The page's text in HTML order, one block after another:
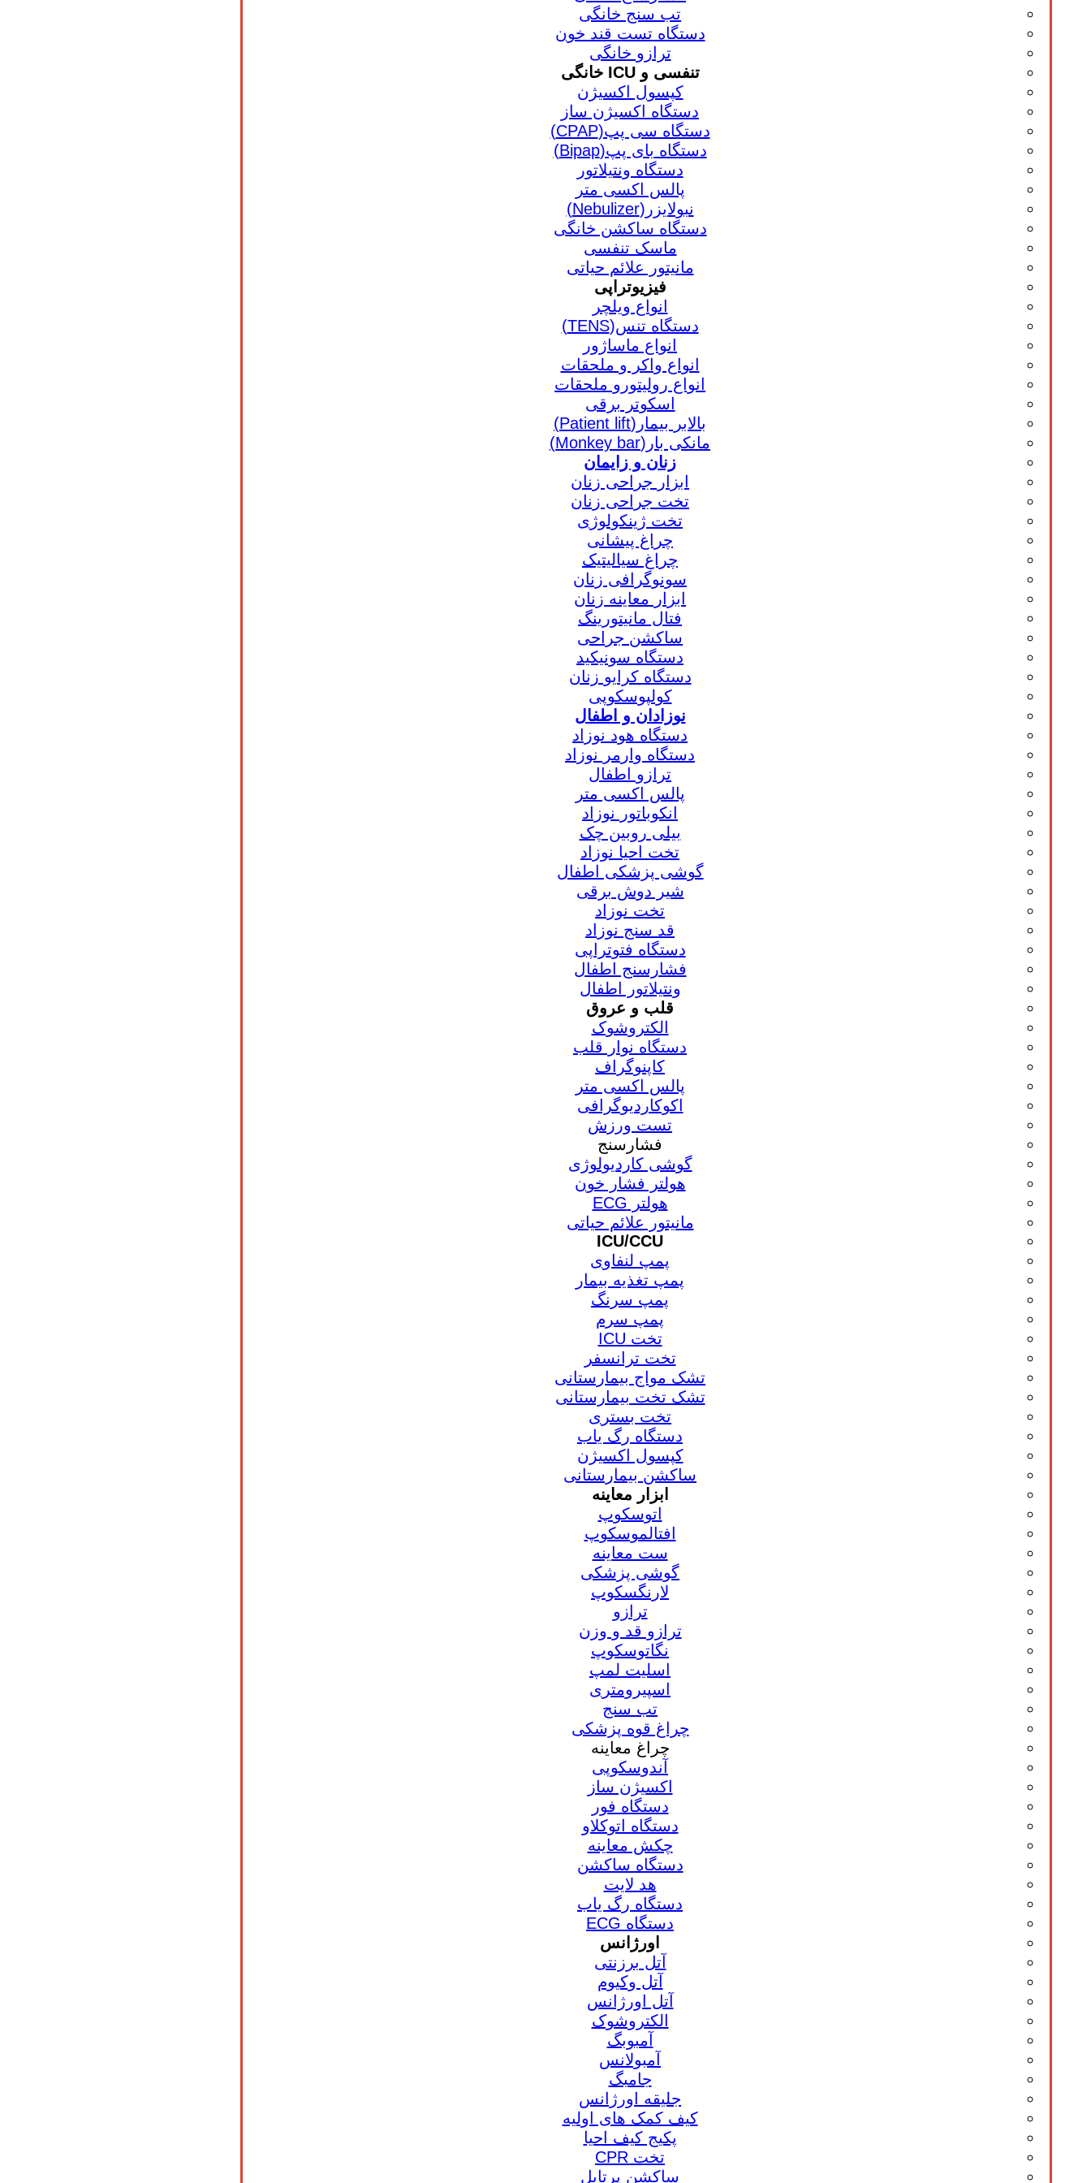
تب سنج خانگی
دستگاه تست قند خون
ترازو خانگی
تنفسی و ICU خانگی
کپسول اکسیژن
دستگاه اکسیژن ساز
دستگاه سی پپ(CPAP)
دستگاه بای پپ(Bipap)
دستگاه ونتیلاتور
پالس اکسی متر
نبولایزر(Nebulizer)
دستگاه ساکشن خانگی
ماسک تنفسی
مانیتور علائم حیاتی
فیزیوتراپی
انواع ویلچر
دستگاه تنس(TENS)
انواع ماساژور
انواع واکر و ملحقات
انواع رولیتورو ملحقات
اسکوتر برقی
بالابر بیمار(Patient lift)
مانکی بار(Monkey bar)
زنان و زایمان
ابزار جراحی زنان
تخت جراحی زنان
تخت ژینکولوژی
چراغ پیشانی
چراغ سیالیتیک
سونوگرافی زنان
ابزار معاینه زنان
فتال مانیتورینگ
ساکشن جراحی
دستگاه سونیکید
دستگاه کرایو زنان
کولپوسکوپی
نوزادان و اطفال
دستگاه هود نوزاد
دستگاه وارمر نوزاد
ترازو اطفال
پالس اکسی متر
انکوباتور نوزاد
بیلی روبین چک
تخت احیا نوزاد
گوشی پزشکی اطفال
شیر دوش برقی
تخت نوزاد
قد سنج نوزاد
دستگاه فتوتراپی
فشارسنج اطفال
ونتیلاتور اطفال
قلب و عروق
الکتروشوک
دستگاه نوار قلب
کاپنوگراف
پالس اکسی متر
اکوکاردیوگرافی
تست ورزش
فشارسنج
گوشی کاردیولوژی
هولتر فشار خون
هولتر ECG
مانیتور علائم حیاتی
ICU/CCU
پمپ لنفاوی
پمپ تغذیه بیمار
پمپ سرنگ
پمپ سرم
تخت ICU
تخت ترانسفر
تشک مواج بیمارستانی
تشک تخت بیمارستانی
تخت بستری
دستگاه رگ یاب
کپسول اکسیژن
ساکشن بیمارستانی
ابزار معاینه
اتوسکوپ
افتالموسکوپ
ست معاینه
گوشی پزشکی
لارنگسکوپ
ترازو
ترازو قد و وزن
نگاتوسکوپ
اسلیت لمپ
اسپیرومتری
تب سنج
چراغ قوه پزشکی
چراغ معاینه
آندوسکوپی
اکسیژن ساز
دستگاه فور
دستگاه اتوکلاو
چکش معاینه
دستگاه ساکشن
هد لایت
دستگاه رگ یاب
دستگاه ECG
اورژانس
آتل برزنتی
آتل وکیوم
آتل اورژانس
الکتروشوک
آمبوبگ
آمبولانس
جامبگ
جلیقه اورژانس
کیف کمک های اولیه
پکیج کیف احیا
تخت CPR
ساکشن پرتابل